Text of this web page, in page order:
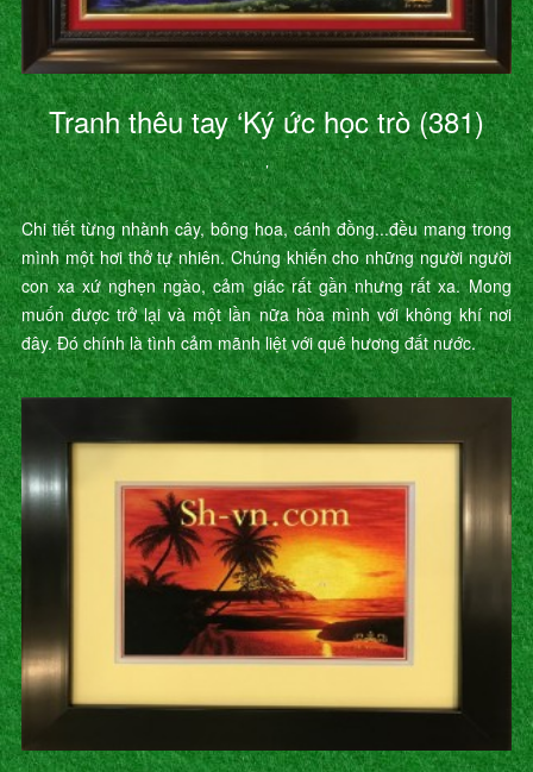
Tranh thêu tay ‘Ký ức học trò (381)
’
Chi tiết từng nhành cây, bông hoa, cánh đồng...đều mang trong
mình một hơi thở tự nhiên. Chúng khiến cho những người người
con xa xứ nghẹn ngào, cảm giác rất gần nhưng rất xa. Mong
muốn được trở lại và một lần nữa hòa mình với không khí nơi
đây. Đó chính là tình cảm mãnh liệt với quê hương đất nước.